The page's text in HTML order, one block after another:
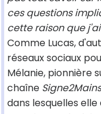
ces questions
cette raison que
Comme Lucas,
réseaux sociaux
Mélanie, pionnière
chaîne Signe2Mains
dans lesquelles